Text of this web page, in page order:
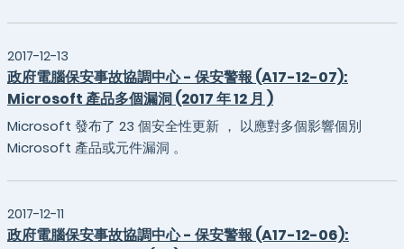
2017-12-13
政府電腦保安事故協調中心 - 保安警報 (A17-12-07):
Microsoft 產品多個漏洞 (2017 年 12 月 )
Microsoft 發布了 23 個安全性更新 ， 以應對多個影響個別
Microsoft 產品或元件漏洞 。
2017-12-11
政府電腦保安事故協調中心 - 保安警報 (A17-12-06):